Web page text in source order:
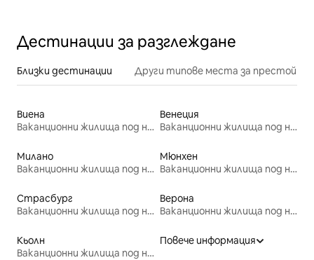
Дестинации за разглеждане
Близки дестинации Други типове места за престой
Виена
Ваканционни жилища под наем
Венеция
Ваканционни жилища под наем
Милано
Ваканционни жилища под наем
Мюнхен
Ваканционни жилища под наем
Страсбург
Ваканционни жилища под наем
Верона
Ваканционни жилища под наем
Кьолн
Ваканционни жилища под наем
Повече информация